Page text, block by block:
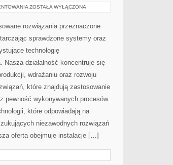
PRZEMYSŁ
ZOSTAŁA WYŁĄCZONA
rozwiązania przeznaczone
sprawdzone systemy oraz
technologię
Nasza działalność koncentruje się
wdrażaniu oraz rozwoju
które znajdują zastosowanie
pewność wykonywanych procesów.
które odpowiadają na
niezawodnych rozwiązań
oferta obejmuje instalacje […]